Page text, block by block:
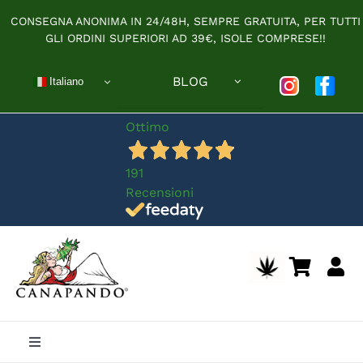
contenuto
CONSEGNA ANONIMA IN 24/48H, SEMPRE GRATUITA, PER TUTTI
GLI ORDINI SUPERIORI AD 39€, ISOLE COMPRESE!!
Italiano BLOG
Ottimo
191
Recensioni
Toggle